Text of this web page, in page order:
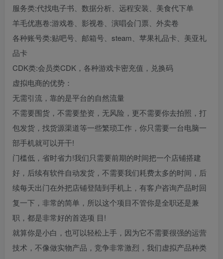
服务类:代找电子书、数据分析、远程安装、美食代下单
羊毛优惠卷:游戏卷、影视卷、演唱会门票、外卖卷
各种账号类:贴吧号、邮箱号、steam、苹果礼品卡、美亚礼
品卡
CDK类:会员类CDK，各种游戏卡密充值，兑换码
虚拟电商的优势：
无需引流，靠的是平台的自然流量
不需要围货，不需要垫资，无风险，更不需要你去拍照，打
包发货，找货源渠道等一些繁琐工作，你只需要一台电脑一
部手机就可以开干!
门槛低，省时省力!我们只需要前期的时间把一个店铺搭建
好，后续有软件自动发货，不需要我们耗费太多的时间，后
续每天出门在外把店铺登陆到手机上，有客户咨询产品时回
复一下，非常的简单，所以这个项目不管你是全职还是兼
职，都是非常好的首选项 目!
就算你是小白，也可以轻松上手，因为它不需要很强的运营
技术，不像做实物产品，竞争非常激烈，我们虚拟产品种类